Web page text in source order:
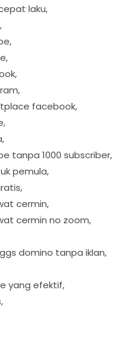
laku,
,
facebook,
tanpa 1000 subscriber,
pemula,
cermin,
cermin no zoom,
domino tanpa iklan,
yang efektif,